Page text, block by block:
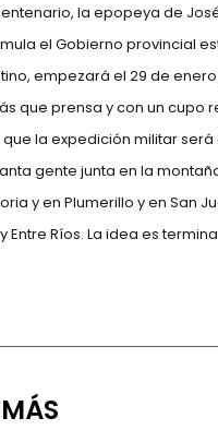
la epopeya de
el Gobierno provincial
empezará el 29 de
que prensa y con un cupo
la expedición militar
gente junta en la
y en Plumerillo y en San
Entre Ríos. La idea es